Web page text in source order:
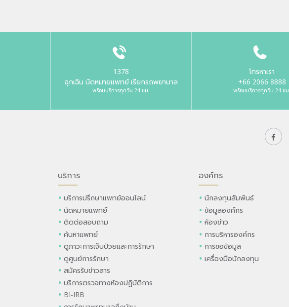
1378
ฉุกเฉิน นัดหมายแพทย์ เรียกรถพยาบาล
พร้อมบริการทุกวัน 24 ชม.
โทรหาเรา
+66 2066 8888
พร้อมบริการทุกวัน 24 ชม.
บริการ
บริการปรึกษาแพทย์ออนไลน์
นัดหมายแพทย์
ติดต่อสอบถาม
ค้นหาแพทย์
ดูภาวะการเจ็บป่วยและการรักษา
ดูศูนย์การรักษา
สมัครรับข่าวสาร
บริการตรวจทางห้องปฏิบัติการ
BI-IRB
องค์กร
นักลงทุนสัมพันธ์
ข้อมูลองค์กร
ห้องข่าว
การบริหารองค์กร
การขอข้อมูล
เครื่องมือนักลงทุน